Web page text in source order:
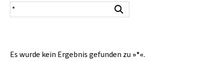
Suchergebnis
Es wurde kein Ergebnis gefunden zu »*«.